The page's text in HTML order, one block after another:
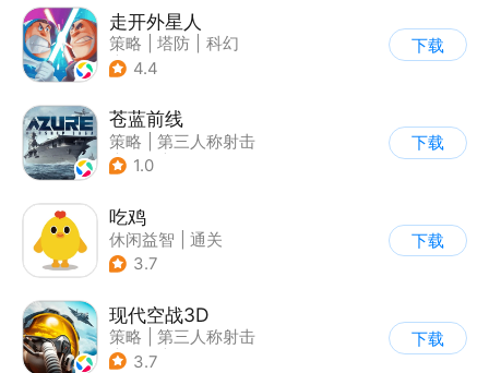
走开外星人
策略 塔防
科幻
| Q版
4.4
下载
苍蓝前线
策略
第三人称射击
| 军事
1.0
下载
吃鸡
休闲益智
通关
3.7
下载
现代空战3D
策略
第三人称射击
| 军事
3.7
下载